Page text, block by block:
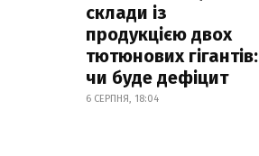
склади із
продукцією двох
тютюнових гігантів:
чи буде дефіцит
6 СЕРПНЯ, 18:04